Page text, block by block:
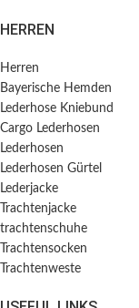
HERREN
Herren
Bayerische Hemden​
Lederhose Kniebund
Cargo Lederhosen
Lederhosen
Lederhosen Gürtel
Lederjacke
Trachtenjacke
trachtenschuhe
Trachtensocken
Trachtenweste